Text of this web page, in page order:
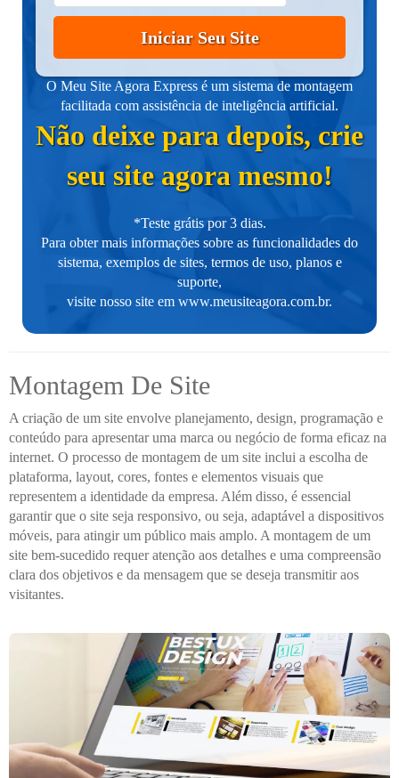
Iniciar Seu Site
O Meu Site Agora Express é um sistema de montagem
facilitada com assistência de inteligência artificial.
Não deixe para depois, crie
seu site agora mesmo!
*Teste grátis por 3 dias.
Para obter mais informações sobre as funcionalidades do
sistema, exemplos de sites, termos de uso, planos e
suporte,
visite nosso site em www.meusiteagora.com.br.
Montagem De Site
A criação de um site envolve planejamento, design, programação e
conteúdo para apresentar uma marca ou negócio de forma eficaz na
internet. O processo de montagem de um site inclui a escolha de
plataforma, layout, cores, fontes e elementos visuais que
representem a identidade da empresa. Além disso, é essencial
garantir que o site seja responsivo, ou seja, adaptável a dispositivos
móveis, para atingir um público mais amplo. A montagem de um
site bem-sucedido requer atenção aos detalhes e uma compreensão
clara dos objetivos e da mensagem que se deseja transmitir aos
visitantes.